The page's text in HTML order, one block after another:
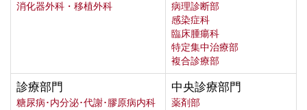
消化器外科・移植外科
病理診断部
感染症科
臨床腫瘍科
特定集中治療部
複合診療部
診療部門
糖尿病･内分泌･代謝･膠原病内科
中央診療部門
薬剤部